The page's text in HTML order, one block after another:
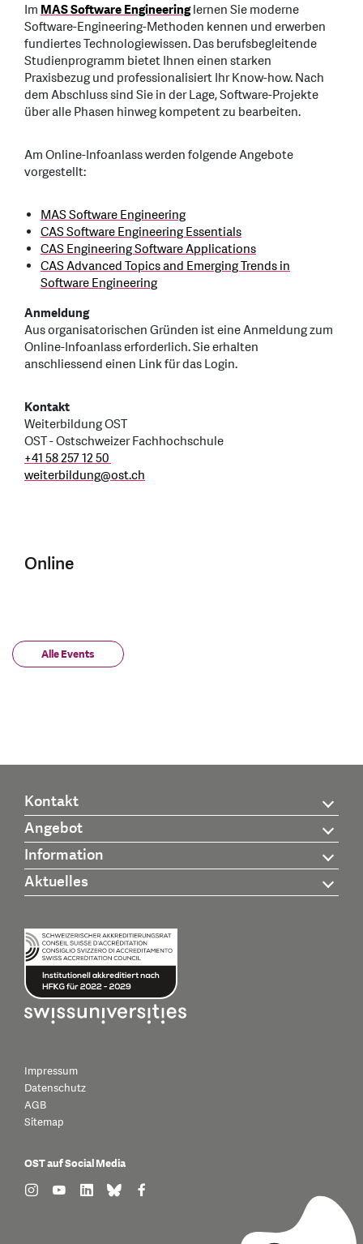
Im MAS Software Engineeringlernen Sie moderne
Software-Engineering-Methoden kennen und erwerben
fundiertes Technologiewissen. Das berufsbegleitende
Studienprogramm bietet Ihnen einen starken
Praxisbezug und professionalisiert Ihr Know-how. Nach
dem Abschluss sind Sie in der Lage, Software-Projekte
über alle Phasen hinweg kompetent zu bearbeiten.
Am Online-Infoanlass werden folgende Angebote
vorgestellt:
MAS Software Engineering
CAS Software Engineering Essentials
CAS Engineering Software Applications
CAS Advanced Topics and Emerging Trends in
Software Engineering
Anmeldung
Aus organisatorischen Gründen ist eine Anmeldung zum
Online-Infoanlass erforderlich. Sie erhalten
anschliessend einen Link für das Login.
Kontakt
Weiterbildung OST
OST - Ostschweizer Fachhochschule
+41 58 257 12 50
weiterbildung@ost.ch
Online
Alle Events
Kontakt
Angebot
Information
Aktuelles
Impressum
Datenschutz
AGB
Sitemap
OST auf Social Media
find us on: instagram
find us on: youtube
find us on: linkedin
find us on: bluesky
find us on: facebook